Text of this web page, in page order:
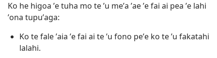
Ko he higoa ʼe tuha mo te ʼu meʼa ʼae ʼe fai ai pea ʼe lahi
ʼona tupuʼaga:
Ko te fale ʼaia ʼe fai ai te ʼu fono peʼe ko te ’u fakatahi
lalahi.